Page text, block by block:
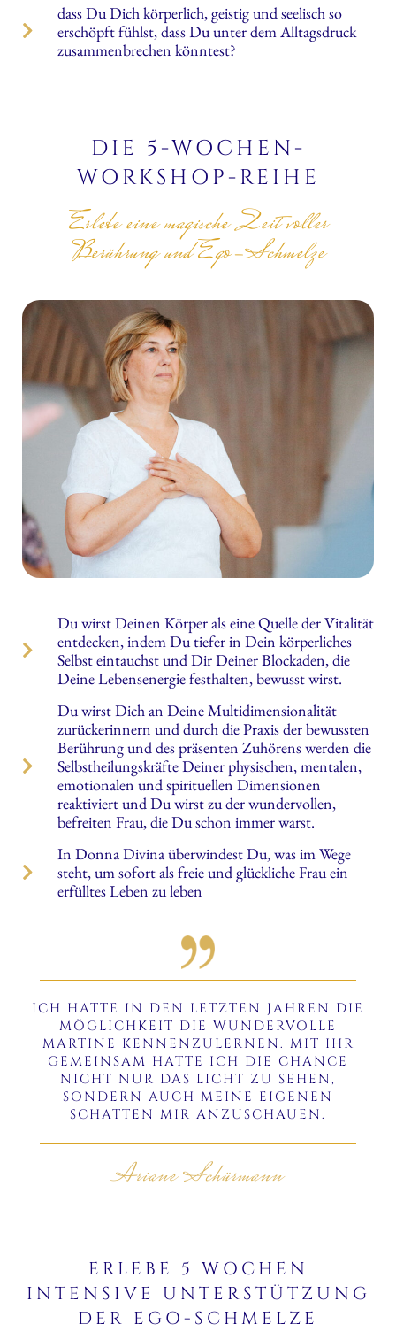
dass Du Dich körperlich, geistig und seelisch so
erschöpft fühlst, dass Du unter dem Alltagsdruck
zusammenbrechen könntest?
DIE 5-WOCHEN-
WORKSHOP-REIHE
Erlebe eine magische Zeit voller
Berührung und Ego-Schmelze
Du wirst Deinen Körper als eine Quelle der Vitalität
entdecken, indem Du tiefer in Dein körperliches
Selbst eintauchst und Dir Deiner Blockaden, die
Deine Lebensenergie festhalten, bewusst wirst.
Du wirst Dich an Deine Multidimensionalität
zurückerinnern und durch die Praxis der bewussten
Berührung und des präsenten Zuhörens werden die
Selbstheilungskräfte Deiner physischen, mentalen,
emotionalen und spirituellen Dimensionen
reaktiviert und Du wirst zu der wundervollen,
befreiten Frau, die Du schon immer warst.
In Donna Divina überwindest Du, was im Wege
steht, um sofort als freie und glückliche Frau ein
erfülltes Leben zu leben
ICH HATTE IN DEN LETZTEN JAHREN DIE
MÖGLICHKEIT DIE WUNDERVOLLE
MARTINE KENNENZULERNEN. MIT IHR
GEMEINSAM HATTE ICH DIE CHANCE
NICHT NUR DAS LICHT ZU SEHEN,
SONDERN AUCH MEINE EIGENEN
SCHATTEN MIR ANZUSCHAUEN.
Ariane Schürmann
ERLEBE 5 WOCHEN
INTENSIVE UNTERSTÜTZUNG
DER EGO-SCHMELZE